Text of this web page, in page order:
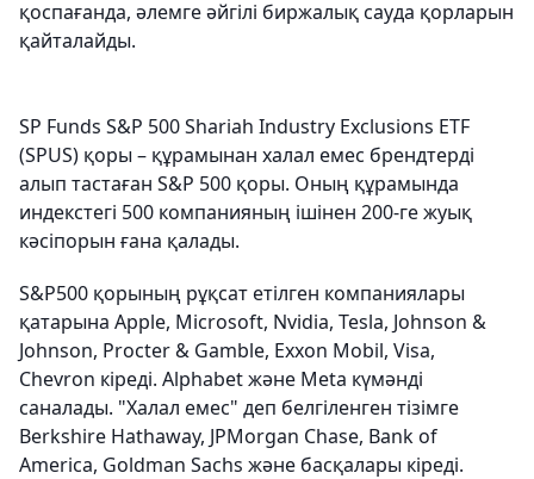
қоспағанда, әлемге әйгілі биржалық сауда қорларын
қайталайды.
SP Funds S&P 500 Shariah Industry Exclusions ETF
(SPUS) қоры – құрамынан халал емес брендтерді
алып тастаған S&P 500 қоры. Оның құрамында
индекстегі 500 компанияның ішінен 200-ге жуық
кәсіпорын ғана қалады.
S&P500 қорының рұқсат етілген компаниялары
қатарына Apple, Microsoft, Nvidia, Tesla, Johnson &
Johnson, Procter & Gamble, Exxon Mobil, Visa,
Chevron кіреді. Alphabet және Meta күмәнді
саналады. "Халал емес" деп белгіленген тізімге
Berkshire Hathaway, JPMorgan Chase, Bank of
America, Goldman Sachs және басқалары кіреді.